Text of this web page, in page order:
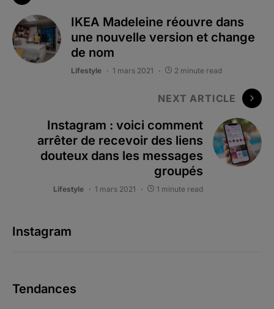
IKEA Madeleine réouvre dans
une nouvelle version et change
de nom
Lifestyle 1 mars 2021 2 minute read
NEXT ARTICLE
Instagram : voici comment
arrêter de recevoir des liens
douteux dans les messages
groupés
Lifestyle 1 mars 2021 1 minute read
Instagram
Tendances